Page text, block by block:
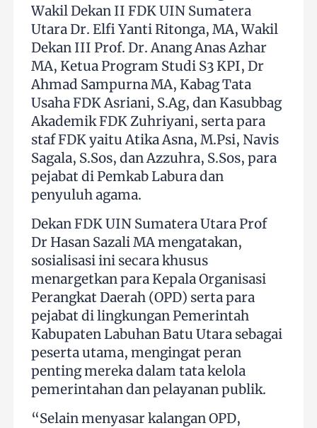
Wakil Dekan II FDK UIN Sumatera
Utara Dr. Elfi Yanti Ritonga, MA, Wakil
Dekan III Prof. Dr. Anang Anas Azhar
MA, Ketua Program Studi S3 KPI, Dr
Ahmad Sampurna MA, Kabag Tata
Usaha FDK Asriani, S.Ag, dan Kasubbag
Akademik FDK Zuhriyani, serta para
staf FDK yaitu Atika Asna, M.Psi, Navis
Sagala, S.Sos, dan Azzuhra, S.Sos, para
pejabat di Pemkab Labura dan
penyuluh agama.
Dekan FDK UIN Sumatera Utara Prof
Dr Hasan Sazali MA mengatakan,
sosialisasi ini secara khusus
menargetkan para Kepala Organisasi
Perangkat Daerah (OPD) serta para
pejabat di lingkungan Pemerintah
Kabupaten Labuhan Batu Utara sebagai
peserta utama, mengingat peran
penting mereka dalam tata kelola
pemerintahan dan pelayanan publik.
“Selain menyasar kalangan OPD,